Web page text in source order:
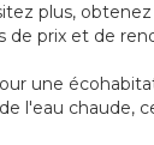
plus,
de prix et de
une
l'eau